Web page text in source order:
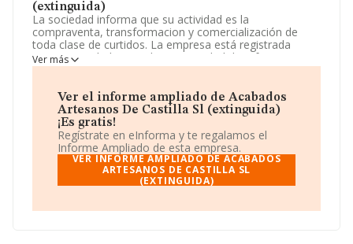
(extinguida)
La sociedad informa que su actividad es la
compraventa, transformacion y comercialización de
toda clase de curtidos. La empresa está registrada
como Sociedad Limitada. La actividad de referencia
CNAE corresponde a 'Preparación, curtido y acabado
es 1511. No realiza actividad de importación y/o
exportación.
Ha contado con el mismo número de empleados y
teniendo en cuenta la información disponible en
INFORMA, ha dispuesto de un número de empleados
por debajo de la media de sector.
teléfono es 979837089 y el correo electrónico es
Ver más
Ver el informe ampliado de Acabados
Artesanos De Castilla Sl (extinguida)
¡Es gratis!
Regístrate en eInforma y te regalamos el
Informe Ampliado de esta empresa.
VER INFORME AMPLIADO DE ACABADOS
ARTESANOS DE CASTILLA SL
(EXTINGUIDA)